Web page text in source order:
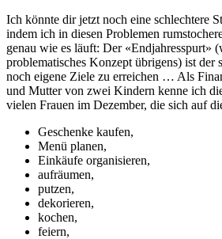
Ich könnte dir jetzt noch eine schlechtere
indem ich in diesen Problemen
genau wie es läuft: Der «Endjahresspurt»
problematisches Konzept übrigens) ist der
noch eigene Ziele zu erreichen … Als
und Mutter von zwei Kindern kenne ich
vielen Frauen im Dezember, die sich auf
Geschenke kaufen,
Menü planen,
Einkäufe organisieren,
aufräumen,
putzen,
dekorieren,
kochen,
feiern,